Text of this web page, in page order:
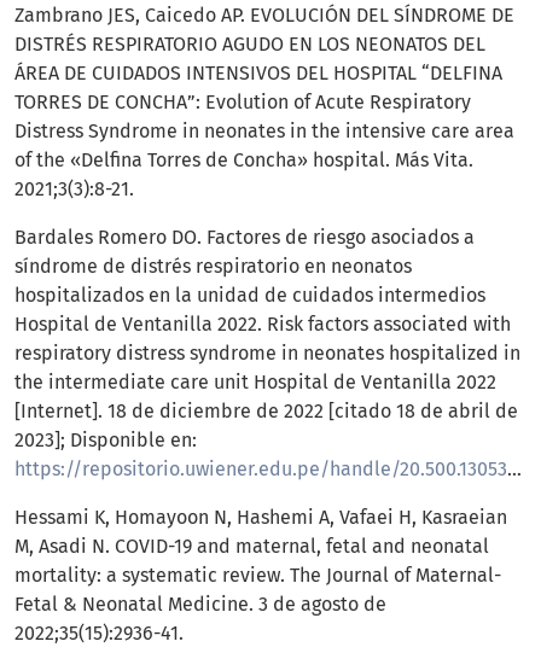
Zambrano JES, Caicedo AP. EVOLUCIÓN DEL SÍNDROME DE
DISTRÉS RESPIRATORIO AGUDO EN LOS NEONATOS DEL
ÁREA DE CUIDADOS INTENSIVOS DEL HOSPITAL “DELFINA
TORRES DE CONCHA”: Evolution of Acute Respiratory
Distress Syndrome in neonates in the intensive care area
of the «Delfina Torres de Concha» hospital. Más Vita.
2021;3(3):8-21.
Bardales Romero DO. Factores de riesgo asociados a
síndrome de distrés respiratorio en neonatos
hospitalizados en la unidad de cuidados intermedios
Hospital de Ventanilla 2022. Risk factors associated with
respiratory distress syndrome in neonates hospitalized in
the intermediate care unit Hospital de Ventanilla 2022
[Internet]. 18 de diciembre de 2022 [citado 18 de abril de
2023]; Disponible en:
https://repositorio.uwiener.edu.pe/handle/20.500.13053/8192
Hessami K, Homayoon N, Hashemi A, Vafaei H, Kasraeian
M, Asadi N. COVID-19 and maternal, fetal and neonatal
mortality: a systematic review. The Journal of Maternal-
Fetal & Neonatal Medicine. 3 de agosto de
2022;35(15):2936-41.